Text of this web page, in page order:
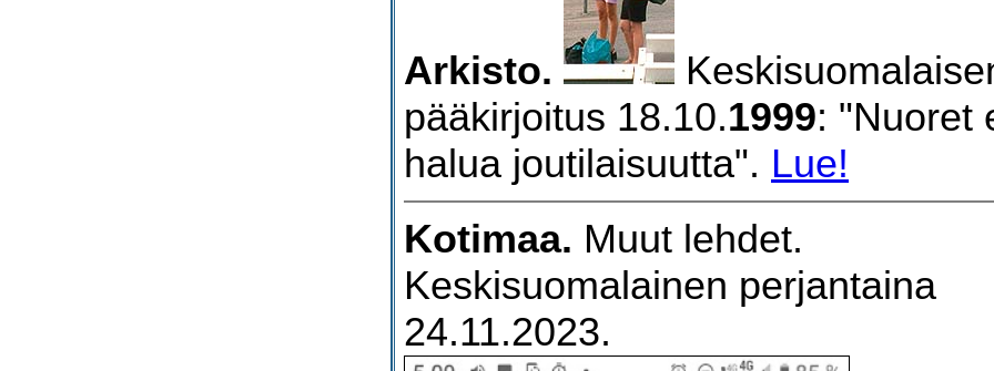
Arkisto.
pääkirjoitus 18.10.1999: "Nuoret
halua joutilaisuutta". Lue!
Kotimaa. Muut lehdet.
Keskisuomalainen perjantaina
24.11.2023.